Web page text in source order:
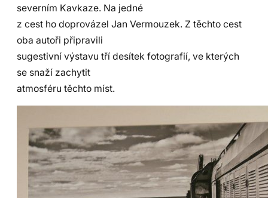
severním Kavkaze. Na jedné
z cest ho doprovázel Jan Vermouzek. Z těchto cest
oba autoři připravili
sugestivní výstavu tří desítek fotografií, ve kterých
se snaží zachytit
atmosféru těchto míst.